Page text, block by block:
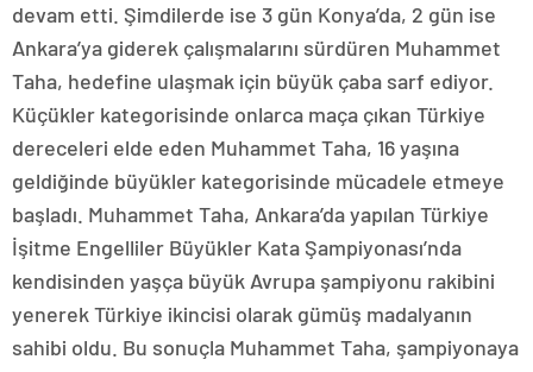
devam etti. Şimdilerde ise 3 gün Konya’da, 2 gün ise
Ankara’ya giderek çalışmalarını sürdüren Muhammet
Taha, hedefine ulaşmak için büyük çaba sarf ediyor.
Küçükler kategorisinde onlarca maça çıkan Türkiye
dereceleri elde eden Muhammet Taha, 16 yaşına
geldiğinde büyükler kategorisinde mücadele etmeye
başladı. Muhammet Taha, Ankara’da yapılan Türkiye
İşitme Engelliler Büyükler Kata Şampiyonası’nda
kendisinden yaşça büyük Avrupa şampiyonu rakibini
yenerek Türkiye ikincisi olarak gümüş madalyanın
sahibi oldu. Bu sonuçla Muhammet Taha, şampiyonaya